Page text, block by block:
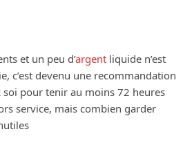
et un peu d’argentliquide n’est
c’est devenu une recommandation
soi pour tenir au moins 72 heures
service, mais combien garder